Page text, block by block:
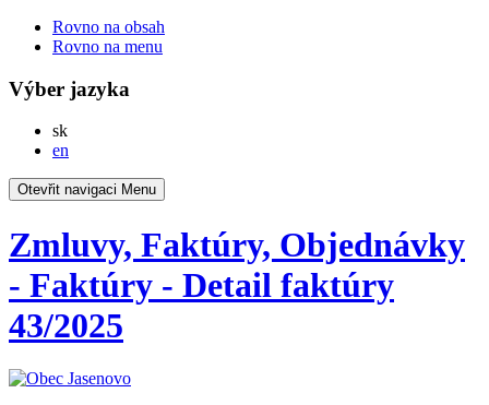
Rovno na obsah
Rovno na menu
Výber jazyka
skSlovensky
en
Otevřit navigaci Menu
Zmluvy, Faktúry, Objednávky
- Faktúry - Detail faktúry
43/2025